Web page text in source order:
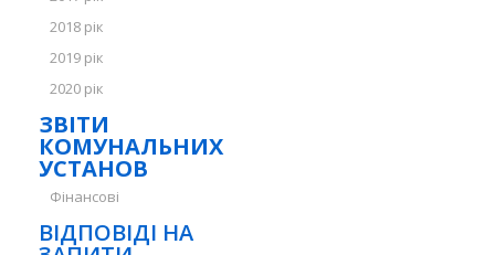
2018 рік
2019 рік
2020 рік
ЗВІТИ
КОМУНАЛЬНИХ
УСТАНОВ
Фінансові
ВІДПОВІДІ НА